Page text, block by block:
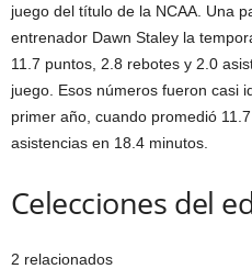
juego del título de la NCAA. Una
entrenador Dawn Staley la
11.7 puntos, 2.8 rebotes y 2.0
juego. Esos números fueron casi
primer año, cuando promedió
asistencias en 18.4 minutos.
Celecciones del
2 relacionados